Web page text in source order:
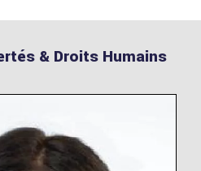
& Droits Humains